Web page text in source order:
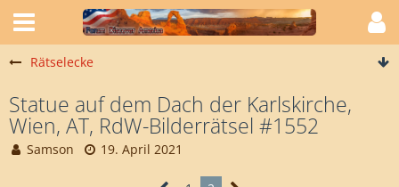
Rätselecke
Statue auf dem Dach der Karlskirche,
Wien, AT, RdW-Bilderrätsel #1552
Samson 19. April 2021